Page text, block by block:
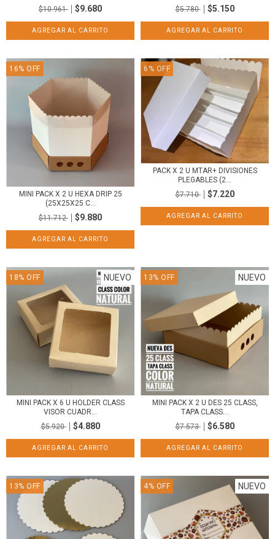
$10.961 $9.680 $5.780 $5.150
16% OFF
MINI PACK X 2 U HEXA DRIP 25
(25X25X25 C...
$11.712
$9.880
6 % OFF
PACK X 2 U MTAR+ DIVISIONES
PLEGABLES (2...
$7.710
$7.220
18% OFF NUEVO
MINI PACK X 6 U HOLDER CLASS
VISOR CUADR...
$5.920
$4.880
13% OFF NUEVO
MINI PACK X 2 U DES 25 CLASS,
TAPA CLASS...
$7.573
$6.580
13% OFF 4% OFF NUEVO